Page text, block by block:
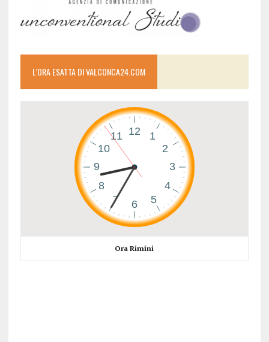
L’ORA ESATTA DI VALCONCA24.COM
Ora Rimini